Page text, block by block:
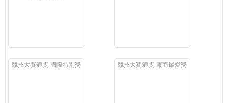
競技大賽頒獎-國際特別獎 競技大賽頒獎-廠商最愛獎